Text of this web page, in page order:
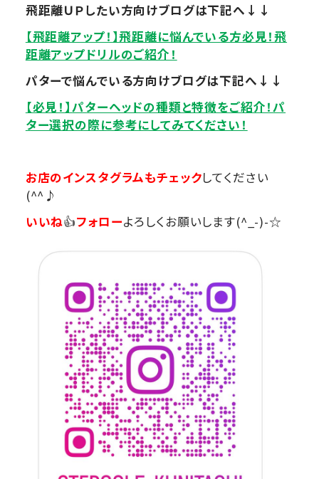
飛距離ＵＰしたい方向けブログは下記へ↓↓
【飛距離アップ！】飛距離に悩んでいる方必見！飛
距離アップドリルのご紹介！
パターで悩んでいる方向けブログは下記へ↓↓
【必見！】パターヘッドの種類と特徴をご紹介！パ
ター選択の際に参考にしてみてください！
お店のインスタグラムもチェックしてください
(^^♪
いいね👍フォローよろしくお願いします(^_-)-☆